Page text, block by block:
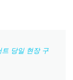
트 당일 현장 구